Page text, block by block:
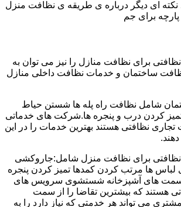
نکته ای دیگر درباره ی طریقه ی نظافت منزل
پارچه برای جم
برای نظافت منازل را نیز می توان به
ساختمان و خدمات نظافت داخلی منازل
شامل نظافت راه پله ها شستن حیاط
کردن درب و پنجره ها.شرکت های خدماتی
تجاری نظافتی هستند بهترین خدمات را در این
برای نظافت منزل شامل:جاروکشی
ها مرتب کردن کمدها تمیز کردن پنجره
های آشپزخانه شستشوی سرویس های
هستند که بیشترین تقاضا را از سمت
مشتری می تواند هر خدمتی که نیاز دارد را به